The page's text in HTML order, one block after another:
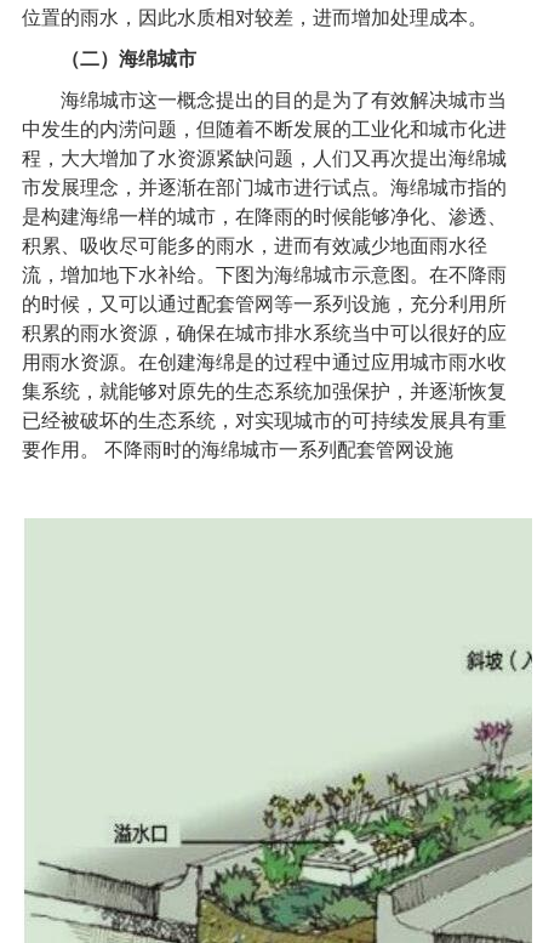
位置的雨水，因此水质相对较差，进而增加处理成本。
（二）海绵城市
海绵城市这一概念提出的目的是为了有效解决城市当
中发生的内涝问题，但随着不断发展的工业化和城市化进
程，大大增加了水资源紧缺问题，人们又再次提出海绵城
市发展理念，并逐渐在部门城市进行试点。海绵城市指的
是构建海绵一样的城市，在降雨的时候能够净化、渗透、
积累、吸收尽可能多的雨水，进而有效减少地面雨水径
流，增加地下水补给。下图为海绵城市示意图。在不降雨
的时候，又可以通过配套管网等一系列设施，充分利用所
积累的雨水资源，确保在城市排水系统当中可以很好的应
用雨水资源。在创建海绵是的过程中通过应用城市雨水收
集系统，就能够对原先的生态系统加强保护，并逐渐恢复
已经被破坏的生态系统，对实现城市的可持续发展具有重
要作用。 不降雨时的海绵城市一系列配套管网设施